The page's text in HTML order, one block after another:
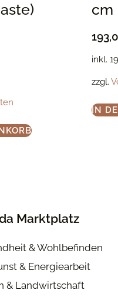
cm
inkl.
zzgl.
IN
Marktplatz
& Wohlbefinden
& Energiearbeit
& Landwirtschaft